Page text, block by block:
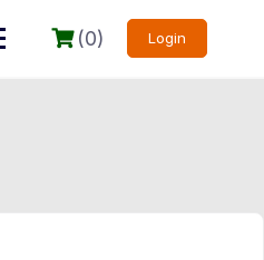
(0) Login